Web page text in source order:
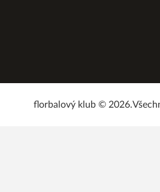
florbalový klub © 2026.